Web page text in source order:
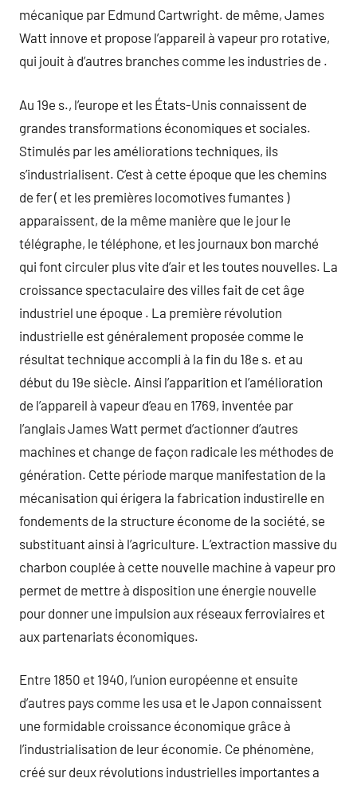
mécanique par Edmund Cartwright. de même, James
Watt innove et propose l’appareil à vapeur pro rotative,
qui jouit à d’autres branches comme les industries de .
Au 19e s., l’europe et les États-Unis connaissent de
grandes transformations économiques et sociales.
Stimulés par les améliorations techniques, ils
s’industrialisent. C’est à cette époque que les chemins
de fer ( et les premières locomotives fumantes )
apparaissent, de la même manière que le jour le
télégraphe, le téléphone, et les journaux bon marché
qui font circuler plus vite d’air et les toutes nouvelles. La
croissance spectaculaire des villes fait de cet âge
industriel une époque . La première révolution
industrielle est généralement proposée comme le
résultat technique accompli à la fin du 18e s. et au
début du 19e siècle. Ainsi l’apparition et l’amélioration
de l’appareil à vapeur d’eau en 1769, inventée par
l’anglais James Watt permet d’actionner d’autres
machines et change de façon radicale les méthodes de
génération. Cette période marque manifestation de la
mécanisation qui érigera la fabrication industirelle en
fondements de la structure économe de la société, se
substituant ainsi à l’agriculture. L’extraction massive du
charbon couplée à cette nouvelle machine à vapeur pro
permet de mettre à disposition une énergie nouvelle
pour donner une impulsion aux réseaux ferroviaires et
aux partenariats économiques.
Entre 1850 et 1940, l’union européenne et ensuite
d’autres pays comme les usa et le Japon connaissent
une formidable croissance économique grâce à
l’industrialisation de leur économie. Ce phénomène,
créé sur deux révolutions industrielles importantes a